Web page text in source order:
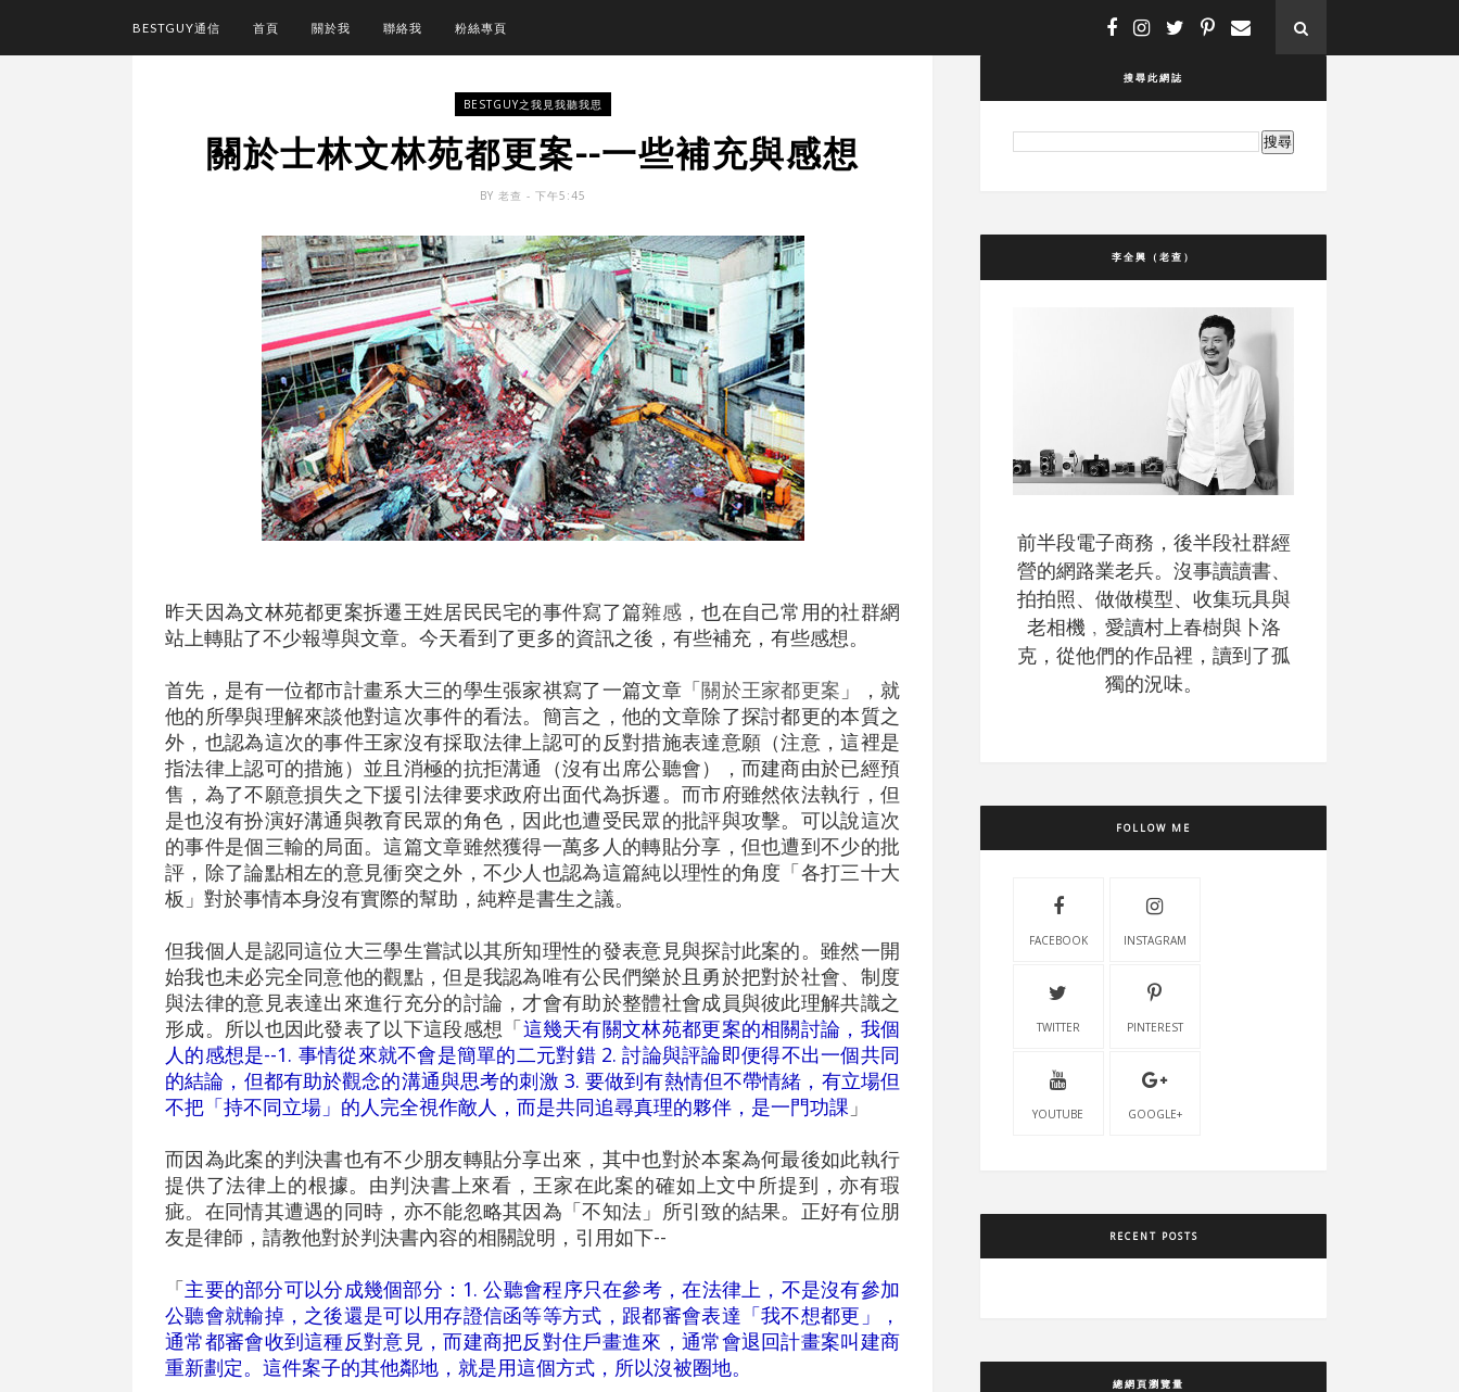
BESTGUY通信 首頁 關於我 聯絡我 粉絲專頁
BESTGUY之我見我聽我思
關於士林文林苑都更案--一些補充與感想
BY 老查 - 下午5:45
昨天因為文林苑都更案拆遷王姓居民民宅的事件寫了篇雜感，也在自己常用的社群網
站上轉貼了不少報導與文章。今天看到了更多的資訊之後，有些補充，有些感想。
首先，是有一位都市計畫系大三的學生張家祺寫了一篇文章「關於王家都更案 」，就
他的所學與理解來談他對這次事件的看法。簡言之，他的文章除了探討都更的本質之
外，也認為這次的事件王家沒有採取法律上認可的反對措施表達意願（注意，這裡是
指法律上認可的措施）並且消極的抗拒溝通（沒有出席公聽會），而建商由於已經預
售，為了不願意損失之下援引法律要求政府出面代為拆遷。而市府雖然依法執行，但
是也沒有扮演好溝通與教育民眾的角色，因此也遭受民眾的批評與攻擊。可以說這次
的事件是個三輸的局面。這篇文章雖然獲得一萬多人的轉貼分享，但也遭到不少的批
評，除了論點相左的意見衝突之外，不少人也認為這篇純以理性的角度「各打三十大
板」對於事情本身沒有實際的幫助，純粹是書生之議。
但我個人是認同這位大三學生嘗試以其所知理性的發表意見與探討此案的。雖然一開
始我也未必完全同意他的觀點，但是我認為唯有公民們樂於且勇於把對於社會、制度
與法律的意見表達出來進行充分的討論，才會有助於整體社會成員與彼此理解共識之
形成。所以也因此發表了以下這段感想「這幾天有關文林苑都更案的相關討論，我個
人的感想是--1. 事情從來就不會是簡單的二元對錯 2. 討論與評論即便得不出一個共同
的結論，但都有助於觀念的溝通與思考的刺激 3. 要做到有熱情但不帶情緒，有立場但
不把「持不同立場」的人完全視作敵人，而是共同追尋真理的夥伴，是一門功課 」
而因為此案的判決書也有不少朋友轉貼分享出來，其中也對於本案為何最後如此執行
提供了法律上的根據。由判決書上來看，王家在此案的確如上文中所提到，亦有瑕
疵。在同情其遭遇的同時，亦不能忽略其因為「不知法」所引致的結果。正好有位朋
友是律師，請教他對於判決書內容的相關說明，引用如下--
「主要的部分可以分成幾個部分：1. 公聽會程序只在參考，在法律上，不是沒有參加
公聽會就輸掉，之後還是可以用存證信函等等方式，跟都審會表達「我不想都更」，
通常都審會收到這種反對意見，而建商把反對住戶畫進來，通常會退回計畫案叫建商
重新劃定。這件案子的其他鄰地，就是用這個方式，所以沒被圈地。
搜尋此網誌
李全興（老查）
前半段電子商務，後半段社群經
營的網路業老兵。沒事讀讀書、
拍拍照、做做模型、收集玩具與
老相機﹐愛讀村上春樹與卜洛
克，從他們的作品裡，讀到了孤
獨的況味。
FOLLOW ME
FACEBOOK INSTAGRAM
TWITTER PINTEREST
YOUTUBE GOOGLE+
RECENT POSTS
總網頁瀏覽量